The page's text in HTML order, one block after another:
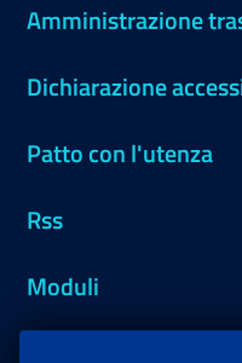
Amministrazione
Dichiarazione
Patto con l'utenza
Rss
Moduli